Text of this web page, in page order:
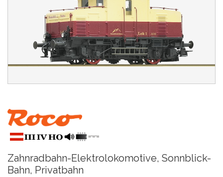
Zahnradbahn-Elektrolokomotive, Sonnblick-
Bahn, Privatbahn